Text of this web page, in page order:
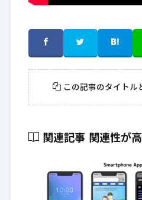
この記事のタイトル
関連記事 関連性が